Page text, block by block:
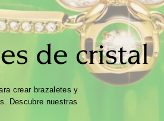
de cristal
crear brazaletes y
Descubre nuestras